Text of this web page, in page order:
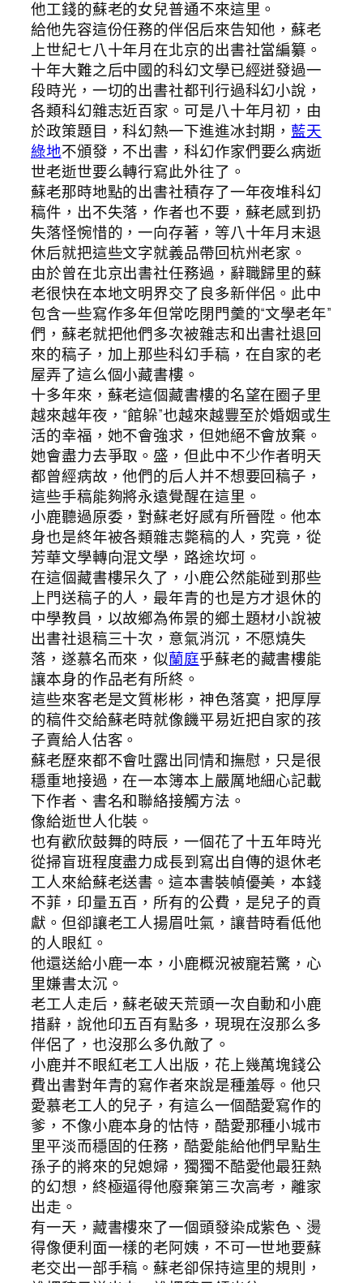
他工錢的蘇老的女兒普通不來這里。
給他先容這份任務的伴侶后來告知他，蘇老
上世紀七八十年月在北京的出書社當編纂。
十年大難之后中國的科幻文學已經迸發過一
段時光，一切的出書社都刊行過科幻小說，
各類科幻雜志近百家。可是八十年月初，由
於政策題目，科幻熱一下進進冰封期， 藍天
綠地不頒發，不出書，科幻作家們要么病逝
世老逝世要么轉行寫此外往了。
蘇老那時地點的出書社積存了一年夜堆科幻
稿件，出不失落，作者也不要，蘇老感到扔
失落怪惋惜的，一向存著，等八十年月末退
休后就把這些文字就義品帶回杭州老家。
由於曾在北京出書社任務過，辭職歸里的蘇
老很快在本地文明界交了良多新伴侶。此中
包含一些寫作多年但常吃閉門羹的“文學老年”
們，蘇老就把他們多次被雜志和出書社退回
來的稿子，加上那些科幻手稿，在自家的老
屋弄了這么個小藏書樓。
十多年來，蘇老這個藏書樓的名望在圈子里
越來越年夜，“館躲”也越來越豐至於婚姻或生
活的幸福，她不會強求，但她絕不會放棄。
她會盡力去爭取。盛，但此中不少作者明天
都曾經病故，他們的后人并不想要回稿子，
這些手稿能夠將永遠覺醒在這里。
小鹿聽過原委，對蘇老好感有所晉陞。他本
身也是終年被各類雜志斃稿的人，究竟，從
芳華文學轉向混文學，路途坎坷。
在這個藏書樓呆久了，小鹿公然能碰到那些
上門送稿子的人，最年青的也是方才退休的
中學教員，以故鄉為佈景的鄉土題材小說被
出書社退稿三十次，意氣消沉，不愿燒失
落，遂慕名而來，似蘭庭乎蘇老的藏書樓能
讓本身的作品老有所終。
這些來客老是文質彬彬，神色落寞，把厚厚
的稿件交給蘇老時就像饑平易近把自家的孩
子賣給人估客。
蘇老歷來都不會吐露出同情和撫慰，只是很
穩重地接過，在一本簿本上嚴厲地細心記載
下作者、書名和聯絡接觸方法。
像給逝世人化裝。
也有歡欣鼓舞的時辰，一個花了十五年時光
從掃盲班程度盡力成長到寫出自傳的退休老
工人來給蘇老送書。這本書裝幀優美，本錢
不菲，印量五百，所有的公費，是兒子的貢
獻。但卻讓老工人揚眉吐氣，讓昔時看低他
的人眼紅。
他還送給小鹿一本，小鹿概況被寵若驚，心
里嫌書太沉。
老工人走后，蘇老破天荒頭一次自動和小鹿
措辭，說他印五百有點多，現現在沒那么多
伴侶了，也沒那么多仇敵了。
小鹿并不眼紅老工人出版，花上幾萬塊錢公
費出書對年青的寫作者來說是種羞辱。他只
愛慕老工人的兒子，有這么一個酷愛寫作的
爹，不像小鹿本身的怙恃，酷愛那種小城市
里平淡而穩固的任務，酷愛能給他們早點生
孫子的將來的兒媳婦，獨獨不酷愛他最狂熱
的幻想，終極逼得他廢棄第三次高考，離家
出走。
有一天，藏書樓來了一個頭發染成紫色、燙
得像便利面一樣的老阿姨，不可一世地要蘇
老交出一部手稿。蘇老卻保持這里的規則，